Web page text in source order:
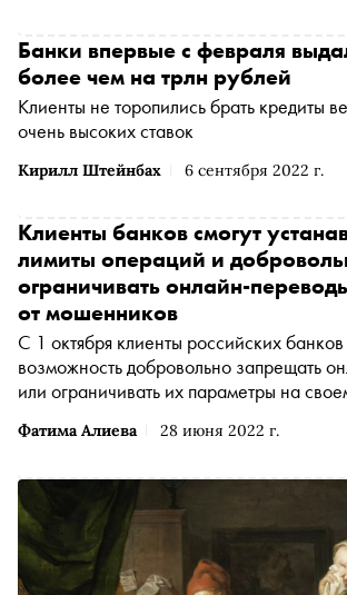
Кирилл Штейнбах 6 сентября 2022 г.
Банки впервые с февраля
более чем на трлн рублей
Клиенты не торопились брать кредиты
очень высоких ставок
Фатима Алиева 28 июня 2022 г.
Клиенты банков смогут
лимиты операций и
ограничивать онлайн-
от мошенников
С 1 октября клиенты российских банков
возможность добровольно запрещать
или ограничивать их параметры на
говорится в заявлении Центробанка